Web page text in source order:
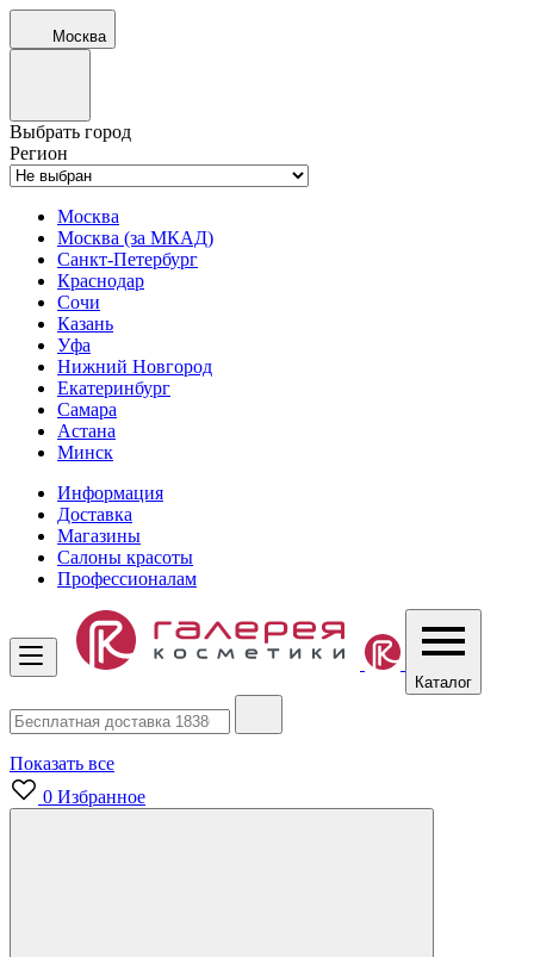
Москва
Выбрать город
Регион
Москва
Москва (за МКАД)
Санкт-Петербург
Краснодар
Сочи
Казань
Уфа
Нижний Новгород
Екатеринбург
Самара
Астана
Минск
Информация
Доставка
Магазины
Салоны красоты
Профессионалам
Каталог
Показать все
0 Избранное